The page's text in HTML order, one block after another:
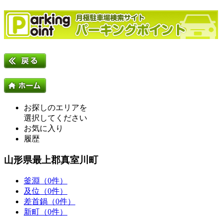
お探しのエリアを
選択してください
お気に入り
履歴
山形県最上郡真室川町
釜淵（0件）
及位（0件）
差首鍋（0件）
新町（0件）